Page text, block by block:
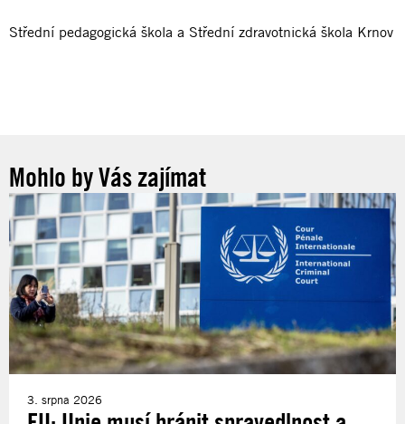
Střední pedagogická škola a Střední zdravotnická škola Krnov
Mohlo by Vás zajímat
3. srpna 2026